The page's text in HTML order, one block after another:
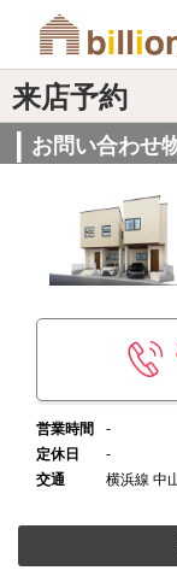
来店予約
お問い合わせ
営業時間
-
定休日
-
交通
横浜線 中